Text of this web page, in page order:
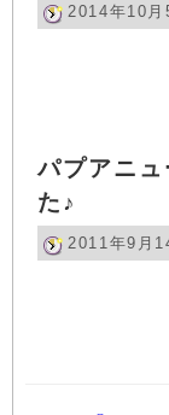
2014年10月
パプアニ
た♪
2011年9月